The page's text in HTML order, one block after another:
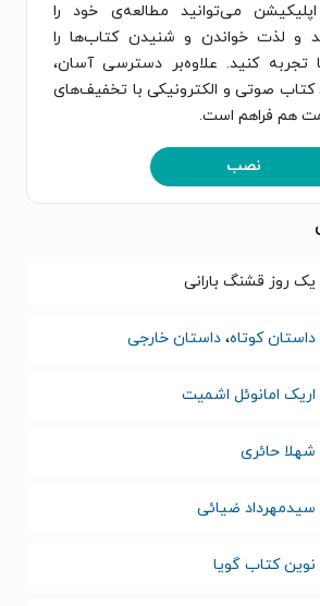
می‌توانید مطالعه‌ی خود را
و لذت خواندن و شنیدن کتاب‌ها را
کنید. علاوه‌بر دسترسی آسان،
کتاب صوتی و الکترونیکی با تخفیف‌های
هم فراهم است.
نصب
یک روز قشنگ بارانی
داستان کوتاه، داستان خارجی
اریک امانوئل اشمیت
شهلا حائری
سیدمهرداد ضیائی
نوین کتاب گویا